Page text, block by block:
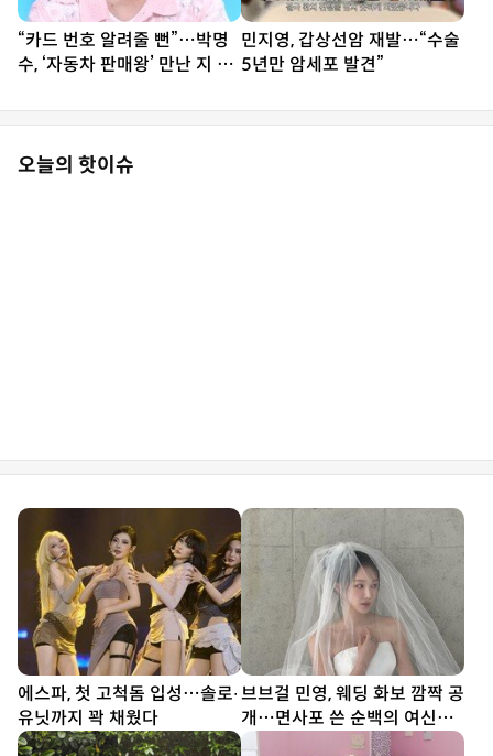
“카드 번호 알려줄 뻔”…박명
수, ‘자동차 판매왕’ 만난 지 3
민지영, 갑상선암 재발…“수술
5년만 암세포 발견”
오늘의 핫이슈
에스파, 첫 고척돔 입성…솔로∙
유닛까지 꽉 채웠다
브브걸 민영, 웨딩 화보 깜짝 공
개…면사포 쓴 순백의 여신
[DA★]